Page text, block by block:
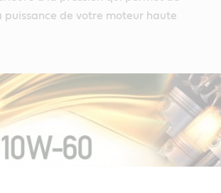
puissance de votre moteur haute